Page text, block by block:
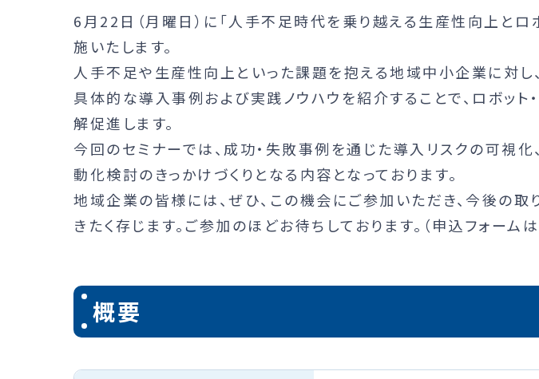
6月22日（月曜日）に「人手不足時代を乗り越える生産性向上とロ
施いたします。
人手不足や生産性向上といった課題を抱える地域中小企業に対し
具体的な導入事例および実践ノウハウを紹介することで、ロボット
解促進します。
今回のセミナーでは、成功・失敗事例を通じた導入リスクの可視化
動化検討のきっかけづくりとなる内容となっております。
地域企業の皆様には、ぜひ、この機会にご参加いただき、今後の
きたく存じます。ご参加のほどお待ちしております。（申込フォーム
概要